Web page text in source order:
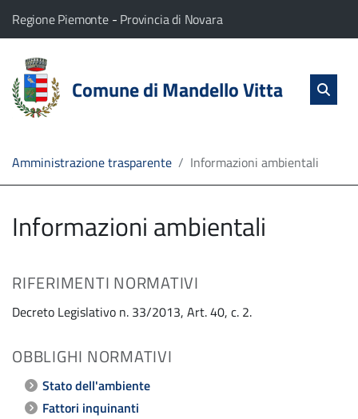
Home
Servizi
L'Amministrazione
Linea
diretta
Il comune di Mandello Vitta appartiene a:
Regione Piemonte (Apre il link in una nuova scheda)
- Provincia di Novara(Apre il link in una nuova
Comune di Mandello Vitta salta
Amministrazione trasparente Informazioni ambientali
Informazioni ambientali
RIFERIMENTI NORMATIVI
Decreto Legislativo n. 33/2013, Art. 40, c. 2.
OBBLIGHI NORMATIVI
Stato dell'ambiente
Fattori inquinanti